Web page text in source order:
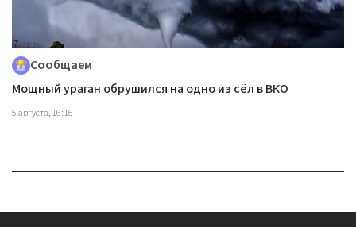
Сообщаем
Мощный ураган обрушился на одно из сёл в ВКО
5 августа, 16:16